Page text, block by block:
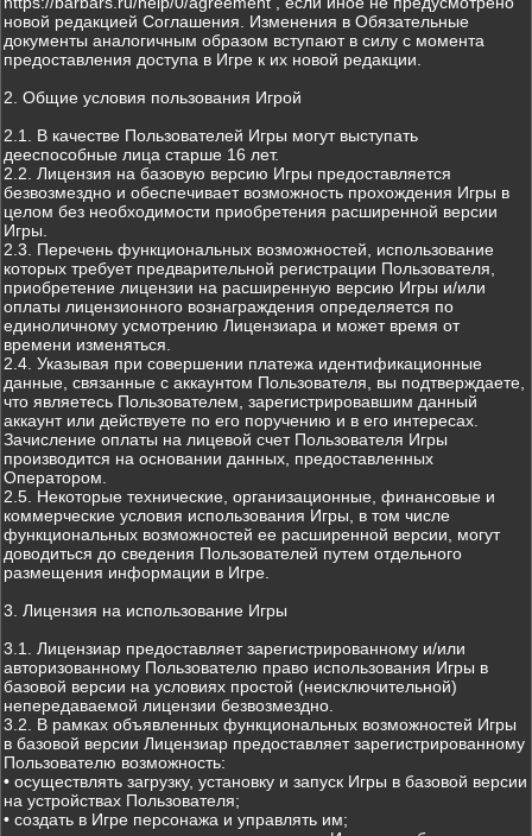
новой редакцией Соглашения. Изменения в Обязательные
документы аналогичным образом вступают в силу с момента
предоставления доступа в Игре к их новой редакции.
2. Общие условия пользования Игрой
2.1. В качестве Пользователей Игры могут выступать
дееспособные лица старше 16 лет.
2.2. Лицензия на базовую версию Игры предоставляется
безвозмездно и обеспечивает возможность прохождения Игры в
целом без необходимости приобретения расширенной версии
Игры.
2.3. Перечень функциональных возможностей, использование
которых требует предварительной регистрации Пользователя,
приобретение лицензии на расширенную версию Игры и/или
оплаты лицензионного вознаграждения определяется по
единоличному усмотрению Лицензиара и может время от
времени изменяться.
2.4. Указывая при совершении платежа идентификационные
данные, связанные с аккаунтом Пользователя, вы подтверждаете,
что являетесь Пользователем, зарегистрировавшим данный
аккаунт или действуете по его поручению и в его интересах.
Зачисление оплаты на лицевой счет Пользователя Игры
производится на основании данных, предоставленных
Оператором.
2.5. Некоторые технические, организационные, финансовые и
коммерческие условия использования Игры, в том числе
функциональных возможностей ее расширенной версии, могут
доводиться до сведения Пользователей путем отдельного
размещения информации в Игре.
3. Лицензия на использование Игры
3.1. Лицензиар предоставляет зарегистрированному и/или
авторизованному Пользователю право использования Игры в
базовой версии на условиях простой (неисключительной)
непередаваемой лицензии безвозмездно.
3.2. В рамках объявленных функциональных возможностей Игры
в базовой версии Лицензиар предоставляет зарегистрированному
Пользователю возможность:
• осуществлять загрузку, установку и запуск Игры в базовой версии
на устройствах Пользователя;
• создать в Игре персонажа и управлять им;